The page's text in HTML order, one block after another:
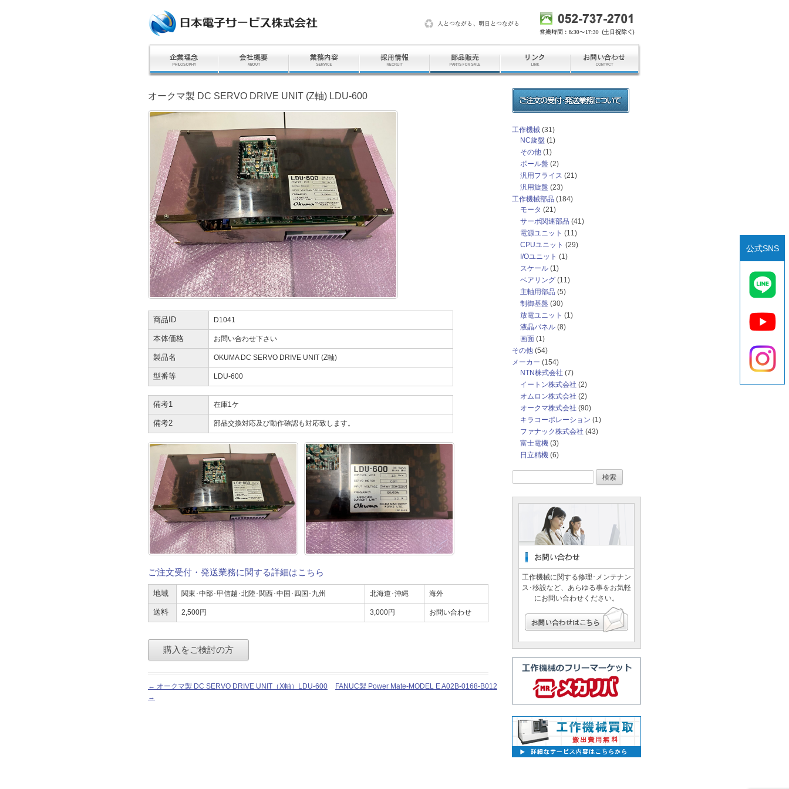
オークマ製 DC SERVO DRIVE UNIT (Z軸) LDU-600
商品ID D1041
本体価格 お問い合わせ下さい
製品名 OKUMA DC SERVO DRIVE UNIT (Z軸)
型番等 LDU-600
備考1 在庫1ケ
備考2 部品交換対応及び動作確認も対応致します。
ご注文受付・発送業務に関する詳細はこちら
地域 関東･中部･甲信越･北陸･関西･中国･四国･九州 北海道･沖縄 海外
送料 2,500円 3,000円 お問い合わせ
投
稿
← オークマ製 DC SERVO DRIVE UNIT（X軸）LDU-600
FANUC製 Power Mate-MODEL E A02B-0168-B012
→
工作機械 (31)
NC旋盤(1)
その他(1)
ボール盤(2)
汎用フライス (21)
汎用旋盤(23)
工作機械部品 (184)
モータ (21)
サーボ関連部品 (41)
電源ユニット (11)
CPUユニット (29)
I/Oユニット (1)
スケール(1)
ベアリング(11)
主軸用部品 (5)
制御基盤(30)
放電ユニット (1)
液晶パネル(8)
画面(1)
その他 (54)
メーカー (154)
NTN株式会社 (7)
イートン株式会社 (2)
オムロン株式会社 (2)
オークマ株式会社 (90)
キラコーポレーション (1)
ファナック株式会社 (43)
富士電機(3)
日立精機(6)
工作機械に関する修理･メンテナン
ス･移設など、あらゆる事をお気軽
にお問い合わせください。
公式SNS